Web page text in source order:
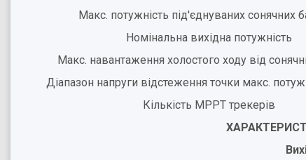
Макс. потужність під'єднуваних сонячних
Номінальна вихідна потужність
Макс. навантаження холостого ходу від
Діапазон напруги відстеження точки макс.
Кількість МРРТ трекерів